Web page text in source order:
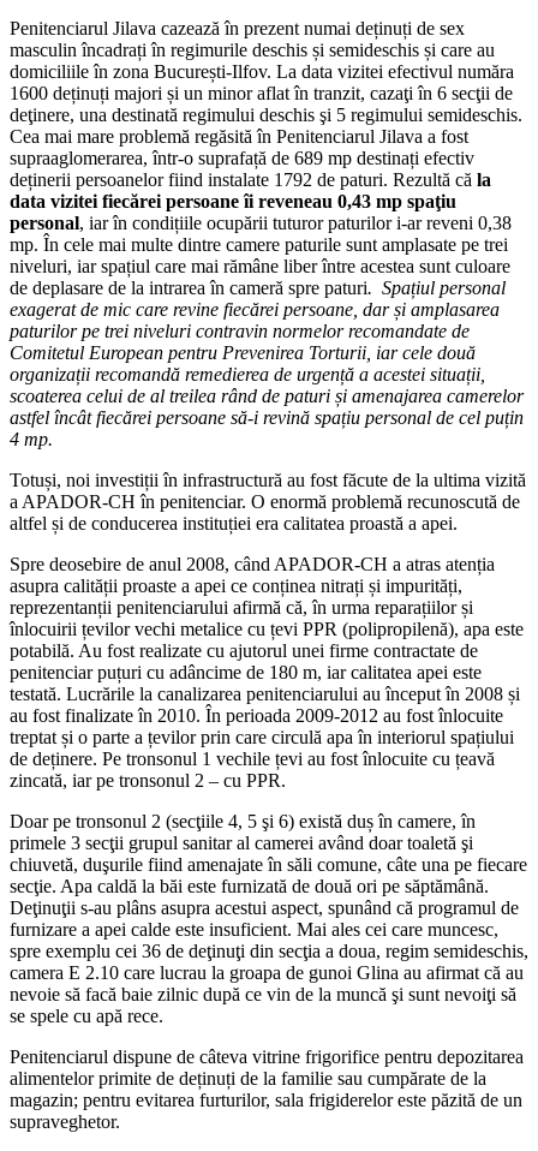
Penitenciarul Jilava cazează în prezent numai deținuți de sex
masculin încadrați în regimurile deschis și semideschis și care au
domiciliile în zona București-Ilfov. La data vizitei efectivul număra
1600 deținuți majori și un minor aflat în tranzit, cazaţi în 6 secţii de
deţinere, una destinată regimului deschis şi 5 regimului semideschis.
Cea mai mare problemă regăsită în Penitenciarul Jilava a fost
supraaglomerarea, într-o suprafață de 689 mp destinați efectiv
deținerii persoanelor fiind instalate 1792 de paturi. Rezultă că la
data vizitei fiecărei persoane îi reveneau 0,43 mp spaţiu
personal, iar în condițiile ocupării tuturor paturilor i-ar reveni 0,38
mp. În cele mai multe dintre camere paturile sunt amplasate pe trei
niveluri, iar spațiul care mai rămâne liber între acestea sunt culoare
de deplasare de la intrarea în cameră spre paturi. Spațiul personal
exagerat de mic care revine fiecărei persoane, dar și amplasarea
paturilor pe trei niveluri contravin normelor recomandate de
Comitetul European pentru Prevenirea Torturii, iar cele două
organizații recomandă remedierea de urgență a acestei situații,
scoaterea celui de al treilea rând de paturi și amenajarea camerelor
astfel încât fiecărei persoane să-i revină spațiu personal de cel puțin
4 mp.
Totuși, noi investiții în infrastructură au fost făcute de la ultima vizită
a APADOR-CH în penitenciar. O enormă problemă recunoscută de
altfel și de conducerea instituției era calitatea proastă a apei.
Spre deosebire de anul 2008, când APADOR-CH a atras atenția
asupra calității proaste a apei ce conținea nitrați și impurități,
reprezentanții penitenciarului afirmă că, în urma reparațiilor și
înlocuirii țevilor vechi metalice cu țevi PPR (polipropilenă), apa este
potabilă. Au fost realizate cu ajutorul unei firme contractate de
penitenciar puțuri cu adâncime de 180 m, iar calitatea apei este
testată. Lucrările la canalizarea penitenciarului au început în 2008 și
au fost finalizate în 2010. În perioada 2009-2012 au fost înlocuite
treptat și o parte a țevilor prin care circulă apa în interiorul spațiului
de deținere. Pe tronsonul 1 vechile țevi au fost înlocuite cu țeavă
zincată, iar pe tronsonul 2 – cu PPR.
Doar pe tronsonul 2 (secţiile 4, 5 şi 6) există duș în camere, în
primele 3 secţii grupul sanitar al camerei având doar toaletă şi
chiuvetă, duşurile fiind amenajate în săli comune, câte una pe fiecare
secţie. Apa caldă la băi este furnizată de două ori pe săptămână.
Deţinuţii s-au plâns asupra acestui aspect, spunând că programul de
furnizare a apei calde este insuficient. Mai ales cei care muncesc,
spre exemplu cei 36 de deţinuţi din secţia a doua, regim semideschis,
camera E 2.10 care lucrau la groapa de gunoi Glina au afirmat că au
nevoie să facă baie zilnic după ce vin de la muncă şi sunt nevoiţi să
se spele cu apă rece.
Penitenciarul dispune de câteva vitrine frigorifice pentru depozitarea
alimentelor primite de deținuți de la familie sau cumpărate de la
magazin; pentru evitarea furturilor, sala frigiderelor este păzită de un
supraveghetor.